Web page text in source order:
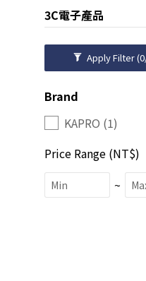
3C電子產品
Apply Filter
Brand
KAPRO (1)
Price Range (NT$)
~